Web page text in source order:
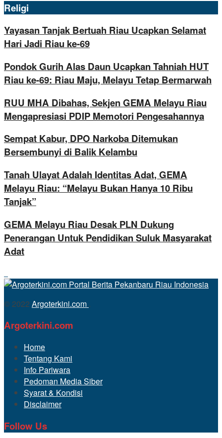
Religi
Yayasan Tanjak Bertuah Riau Ucapkan Selamat
Hari Jadi Riau ke-69
Pondok Gurih Alas Daun Ucapkan Tahniah HUT
Riau ke-69: Riau Maju, Melayu Tetap Bermarwah
RUU MHA Dibahas, Sekjen GEMA Melayu Riau
Mengapresiasi PDIP Memotori Pengesahannya
Sempat Kabur, DPO Narkoba Ditemukan
Bersembunyi di Balik Kelambu
Tanah Ulayat Adalah Identitas Adat, GEMA
Melayu Riau: “Melayu Bukan Hanya 10 Ribu
Tanjak”
GEMA Melayu Riau Desak PLN Dukung
Penerangan Untuk Pendidikan Suluk Masyarakat
Adat
© 2022 Argoterkini.com .
Argoterkini.com
Home
Tentang Kami
Info Pariwara
Pedoman Media Siber
Syarat & Kondisi
Disclaimer
Follow Us